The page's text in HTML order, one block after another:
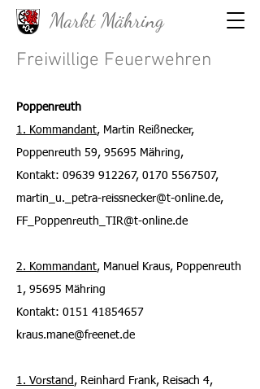
Markt Mähring
Freiwillige Feuerwehren
Poppenreuth
1. Kommandant, Martin Reißnecker,
Poppenreuth 59, 95695 Mähring,
Kontakt: 09639 912267, 0170 5567507,
martin_u._petra-reissnecker@t-online.de,
FF_Poppenreuth_TIR@t-online.de
2. Kommandant, Manuel Kraus, Poppenreuth
1, 95695 Mähring
Kontakt: 0151 41854657
kraus.mane@freenet.de
1. Vorstand , Reinhard Frank, Reisach 4,